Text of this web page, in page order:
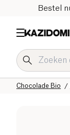
Bestel
Chocolade Bio
Onze
Home